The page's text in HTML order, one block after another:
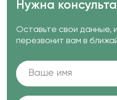
Нужна
Оставьте свои данные,
перезвонит вам в